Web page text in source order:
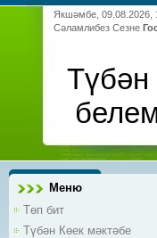
Якшәмбе, 09.08.2026,
Сәламлибез Сезне
Түбән
Меню
Төп бит
Түбән Көек мәктәбе